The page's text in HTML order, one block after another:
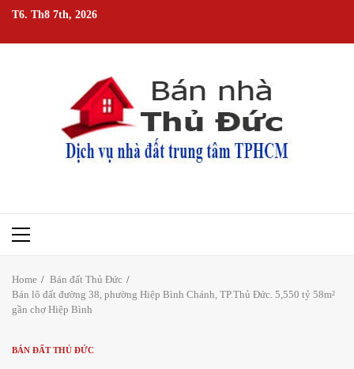
Skip
content
T6. Th8 7th, 2026
Primary
Home
Bán đất Thủ Đức
Bán lô đất đường 38, phường Hiệp Bình Chánh, TP.Thủ Đức. 5,550 tỷ 58m²
gần chợ Hiệp Bình
BÁN ĐẤT THỦ ĐỨC